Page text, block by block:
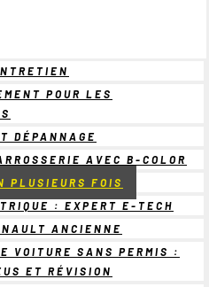
POUR LES
DÉPANNAGE
AVEC B-COLOR
PLUSIEURS FOIS
: EXPERT E-TECH
ANCIENNE
VOITURE SANS PERMIS :
ET RÉVISION